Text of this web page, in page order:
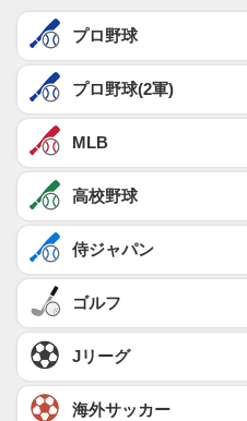
プロ野球
プロ野球(2軍)
MLB
高校野球
侍ジャパン
ゴルフ
Jリーグ
海外サッカー